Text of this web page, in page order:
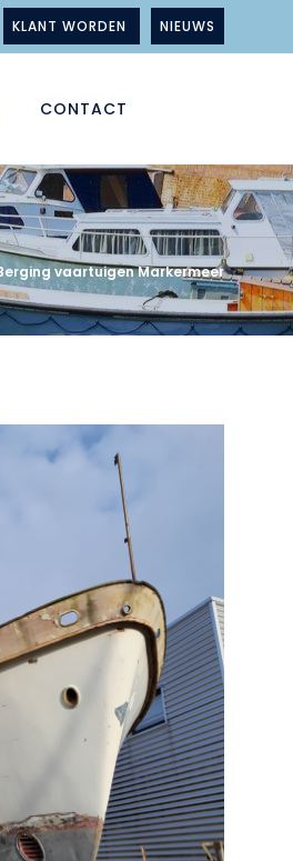
KLANT WORDEN NIEUWS
CONTACT
vaartuigen Markermeer